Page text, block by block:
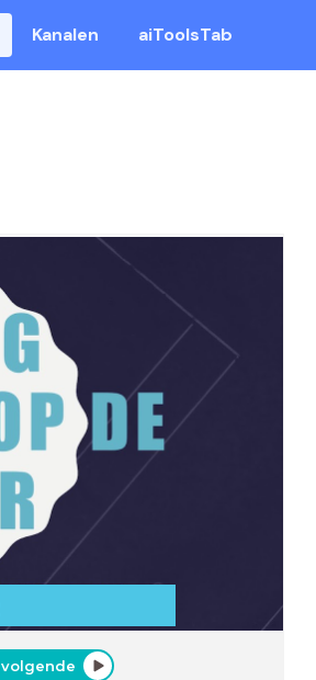
Kanalen aiToolsTab
volgende